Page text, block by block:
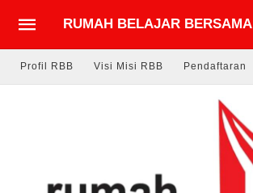
RUMAH BELAJAR BERSAMA
Profil RBB Visi Misi RBB Pendaftaran